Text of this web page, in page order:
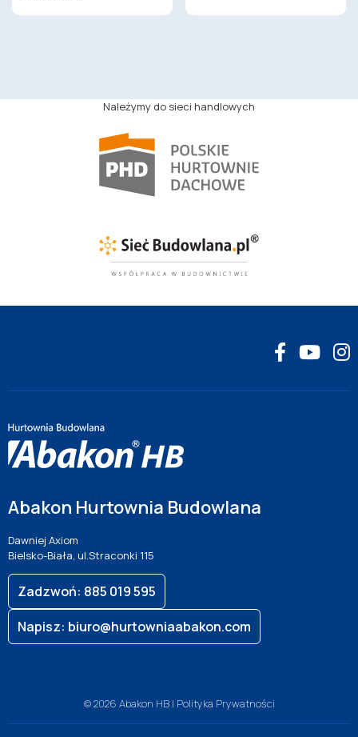
Należymy do sieci handlowych
Abakon Hurtownia Budowlana
Dawniej Axiom
Bielsko-Biała, ul.Straconki 115
Zadzwoń: 885 019 595
Napisz: biuro@hurtowniaabakon.com
© 2026 Abakon HB | Polityka Prywatności